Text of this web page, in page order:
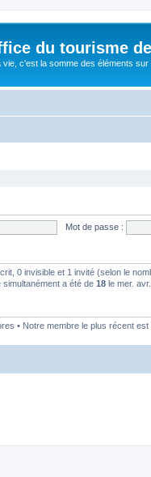
du tourisme
vie, c'est la somme des éléments
Mot de passe :
0 invisible et 1 invité (selon le
simultanément a été de 18 le mer.
• Notre membre le plus récent est